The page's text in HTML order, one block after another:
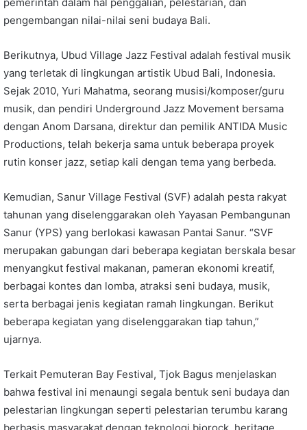
pengembangan nilai-nilai seni budaya Bali.
Berikutnya, Ubud Village Jazz Festival adalah festival musik
yang terletak di lingkungan artistik Ubud Bali, Indonesia.
Sejak 2010, Yuri Mahatma, seorang musisi/komposer/guru
musik, dan pendiri Underground Jazz Movement bersama
dengan Anom Darsana, direktur dan pemilik ANTIDA Music
Productions, telah bekerja sama untuk beberapa proyek
rutin konser jazz, setiap kali dengan tema yang berbeda.
Kemudian, Sanur Village Festival (SVF) adalah pesta rakyat
tahunan yang diselenggarakan oleh Yayasan Pembangunan
Sanur (YPS) yang berlokasi kawasan Pantai Sanur. “SVF
merupakan gabungan dari beberapa kegiatan berskala besar
menyangkut festival makanan, pameran ekonomi kreatif,
berbagai kontes dan lomba, atraksi seni budaya, musik,
serta berbagai jenis kegiatan ramah lingkungan. Berikut
beberapa kegiatan yang diselenggarakan tiap tahun,”
ujarnya.
Terkait Pemuteran Bay Festival, Tjok Bagus menjelaskan
bahwa festival ini menaungi segala bentuk seni budaya dan
pelestarian lingkungan seperti pelestarian terumbu karang